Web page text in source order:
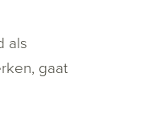
als
gaat